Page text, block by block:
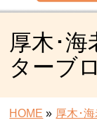
厚木･海
ターブ
HOME » 厚木･